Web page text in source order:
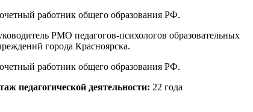
работник общего образования РФ.
РМО педагогов-психологов образовательных
города Красноярска.
работник общего образования РФ.
педагогической деятельности: 22 года